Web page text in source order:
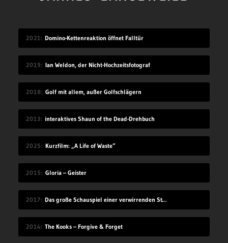
2021 Domino-Kettenreaktion öffnet Falltür
2019 Ian Weldon, der Nicht-Hochzeitsfotograf
2018 Golf mit allem, außer Golfschlägern
2013 interaktives Shaun of the Dead-Drehbuch
2025 Kurzfilm: „A Life of Waste“
2015 Gloria – Geister
2017 Das große Schauspiel einer verwirrenden Straßenkennzeichnung
2014 The Kooks – Forgive & Forget